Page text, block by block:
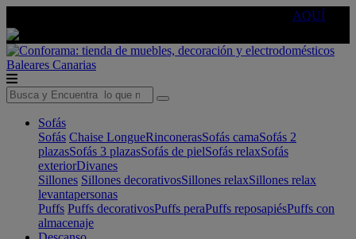
AQUÍ
Baleares Canarias
Sofás
Sofás Chaise LongueRinconerasSofás camaSofás 2
plazasSofás 3 plazasSofás de pielSofás relaxSofás
exteriorDivanes
Sillones Sillones decorativosSillones relaxSillones relax
levantapersonas
Puffs Puffs decorativosPuffs peraPuffs reposapiésPuffs con
almacenaje